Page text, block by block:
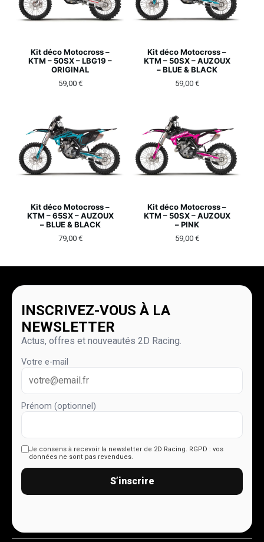
Kit déco Motocross –
KTM – 50SX – LBG19 –
ORIGINAL
59,00 €
Kit déco Motocross –
KTM – 50SX – AUZOUX
– BLUE & BLACK
59,00 €
Kit déco Motocross –
KTM – 65SX – AUZOUX
– BLUE & BLACK
79,00 €
Kit déco Motocross –
KTM – 50SX – AUZOUX
– PINK
59,00 €
INSCRIVEZ-VOUS À LA
NEWSLETTER
Actus, offres et nouveautés 2D Racing.
Votre e-mail
Prénom (optionnel)
Je consens à recevoir la newsletter de 2D Racing. RGPD : vos
données ne sont pas revendues.
S’inscrire